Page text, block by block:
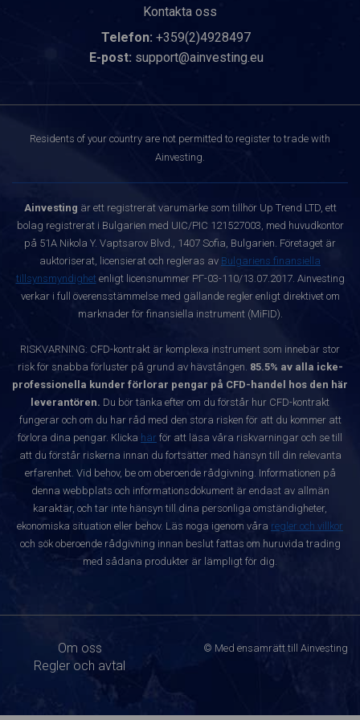
Kontakta oss
Telefon: +359(2)4928497
E-post: support@ainvesting.eu
Residents of your country are not permitted to register to trade with
Ainvesting.
Ainvesting är ett registrerat varumärke som tillhör Up Trend LTD, ett
bolag registrerat i Bulgarien med UIC/PIC 121527003, med huvudkontor
på 51A Nikola Y. Vaptsarov Blvd., 1407 Sofia, Bulgarien. Företaget är
auktoriserat, licensierat och regleras av Bulgariens finansiella
tillsynsmyndighetenligt licensnummer РГ-03-110/13.07.2017. Ainvesting
verkar i full överensstämmelse med gällande regler enligt direktivet om
marknader för finansiella instrument (MiFID).
RISKVARNING: CFD-kontrakt är komplexa instrument som innebär stor
risk för snabba förluster på grund av hävstången. 85.5% av alla icke-
professionella kunder förlorar pengar på CFD-handel hos den här
leverantören. Du bör tänka efter om du förstår hur CFD-kontrakt
fungerar och om du har råd med den stora risken för att du kommer att
förlora dina pengar. Klicka här för att läsa våra riskvarningar och se till
att du förstår riskerna innan du fortsätter med hänsyn till din relevanta
erfarenhet. Vid behov, be om oberoende rådgivning. Informationen på
denna webbplats och informationsdokument är endast av allmän
karaktär, och tar inte hänsyn till dina personliga omständigheter,
ekonomiska situation eller behov. Läs noga igenom våra regler och villkor
och sök oberoende rådgivning innan beslut fattas om huruvida trading
med sådana produkter är lämpligt för dig.
Om oss
Regler och avtal
© Med ensamrätt till Ainvesting